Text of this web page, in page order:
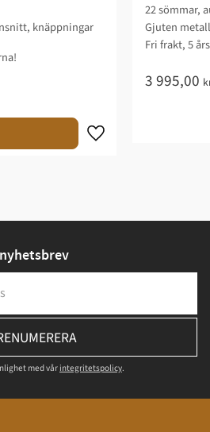
knäppningar
22 sömmar,
Gjuten
Fri frakt, 5
3 995,00
med vårintegritetspolicy.